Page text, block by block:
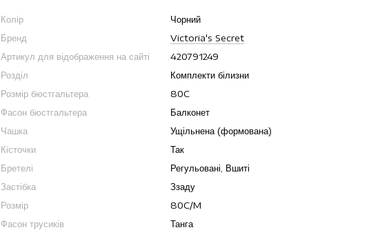
Колір
Чорний
Бренд
Victoria's Secret
Артикул для відображення на сайті
420791249
Розділ
Комплекти білизни
Розмір бюстгальтера
80C
Фасон бюстгальтера
Балконет
Чашка
Ущільнена (формована)
Кісточки
Так
Бретелі
Регульовані, Вшиті
Застібка
Ззаду
Розмір
80C/M
Фасон трусиків
Танга